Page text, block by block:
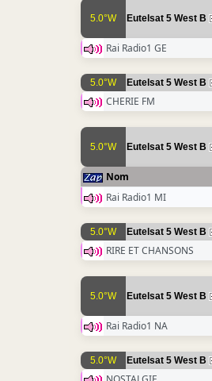
5.0°W Eutelsat 5 West B
Rai Radio1 GE
5.0°W Eutelsat 5 West B
CHERIE FM
5.0°W Eutelsat 5 West B
Nom
Rai Radio1 MI
5.0°W Eutelsat 5 West B
RIRE ET CHANSONS
5.0°W Eutelsat 5 West B
Rai Radio1 NA
5.0°W Eutelsat 5 West B